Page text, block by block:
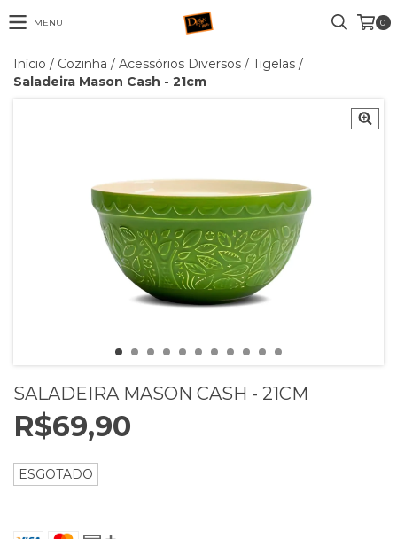
MENU 0
Início / Cozinha / Acessórios Diversos / Tigelas /
Saladeira Mason Cash - 21cm
SALADEIRA MASON CASH - 21CM
R$69,90
ESGOTADO